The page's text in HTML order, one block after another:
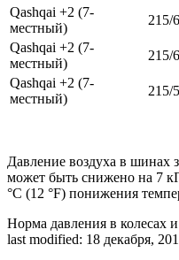
Qashqai +2 (7-
местный)
215/
Qashqai +2 (7-
местный)
215/
Qashqai +2 (7-
местный)
215/
Давление воздуха в шинах
может быть снижено на 7
°C (12 °F) понижения
Норма давления в
last modified: 18 декабря,